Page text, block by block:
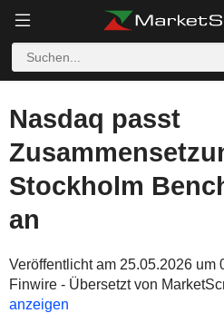
Nasdaq passt
Stockholm
an
Veröffentlicht am 25.05.2026 um
Finwire - Übersetzt von
anzeigen